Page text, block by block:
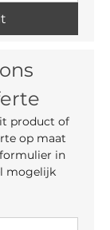
product of
op maat
in
mogelijk